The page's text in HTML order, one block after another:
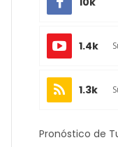
1.4k
1.3k
Pronóstico de